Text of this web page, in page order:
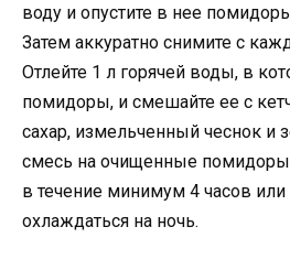
воду и опустите в нее
Затем аккуратно снимите с
Отлейте 1 л горячей воды, в
помидоры, и смешайте ее с
сахар, измельченный чеснок и
смесь на очищенные помидоры,
в течение минимум 4 часов или
охлаждаться на ночь.